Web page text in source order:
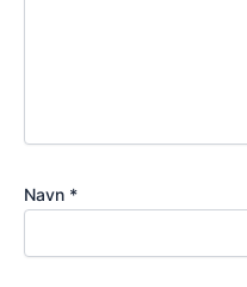
Navn *